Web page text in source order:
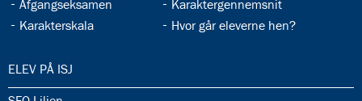
33.11:
Afgangseksamen 33.12:
Karaktergennemsnit
33.13:
Karakterskala 33.14:
Hvor går eleverne hen?
34.0:
ELEV PÅ ISJ